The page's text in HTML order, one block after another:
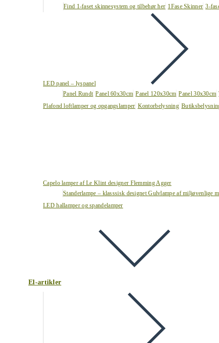
Find 1-faset skinnesystem og tilbehør her 1Fase Skinner 3-
LED panel – lyspanel
Panel Rundt Panel 60x30cm Panel 120x30cm Panel 30x30cm
Plafond loftlamper og opgangslamper Kontorbelysning
Capelo lamper af Le Klint designer Flemming Agger
Standerlampe – klasssisk designet Gulvlampe af miljøvenlige
LED hallamper og spandelamper
El-artikler